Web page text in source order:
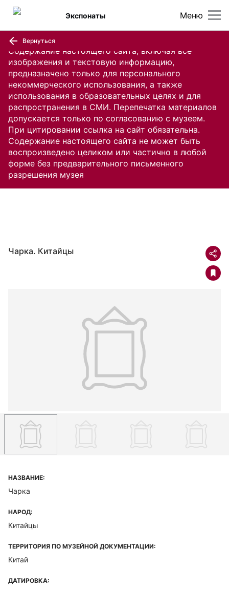
Содержание настоящего сайта, включая все
изображения и текстовую информацию,
предназначено только для персонального
некоммерческого использования, а также
использования в образовательных целях и для
распространения в СМИ. Перепечатка материалов
допускается только по согласованию с музеем.
При цитировании ссылка на сайт обязательна.
Содержание настоящего сайта не может быть
воспроизведено целиком или частично в любой
форме без предварительного письменного
разрешения музея
Меню
Экспонаты
Вернуться
Чарка. Китайцы
НАЗВАНИЕ:
Чарка
НАРОД:
Китайцы
ТЕРРИТОРИЯ ПО МУЗЕЙНОЙ ДОКУМЕНТАЦИИ:
Китай
ДАТИРОВКА: